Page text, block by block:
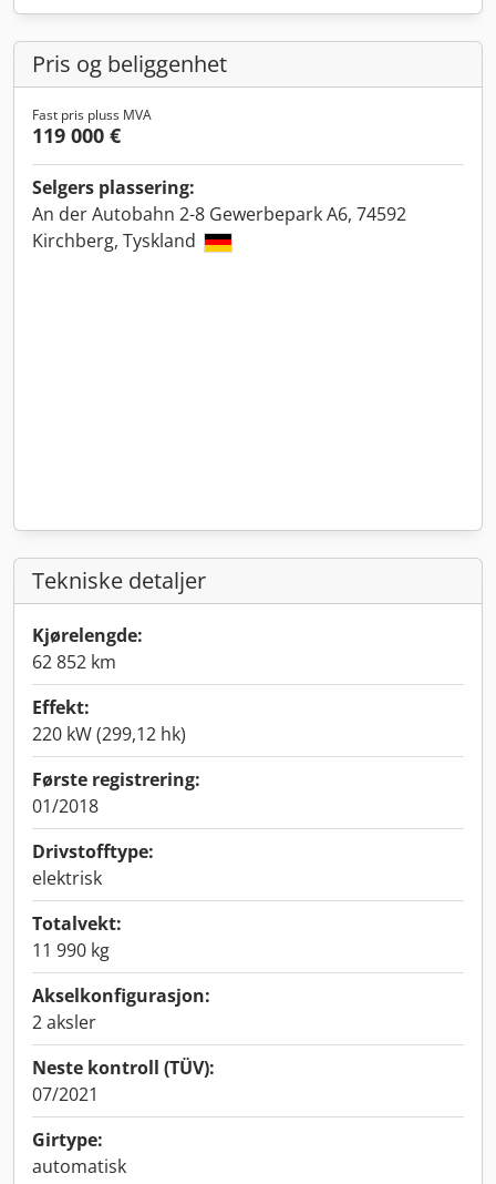
Pris og beliggenhet
Fast pris pluss MVA
119 000 €
Selgers plassering:
An der Autobahn 2-8 Gewerbepark A6, 74592
Kirchberg, Tyskland
Tekniske detaljer
Kjørelengde:
62 852 km
Effekt:
220 kW (299,12 hk)
Første registrering:
01/2018
Drivstofftype:
elektrisk
Totalvekt:
11 990 kg
Akselkonfigurasjon:
2 aksler
Neste kontroll (TÜV):
07/2021
Girtype:
automatisk